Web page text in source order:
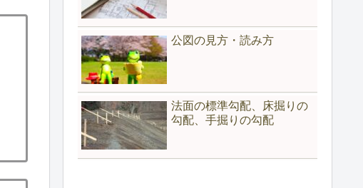
公図の見方・読み方
法面の標準勾配、床掘りの
勾配、手掘りの勾配